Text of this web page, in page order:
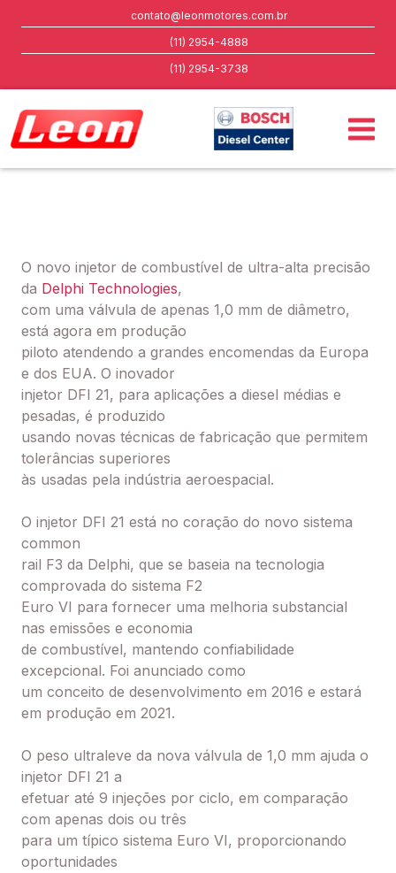
contato@leonmotores.com.br
(11) 2954-4888
(11) 2954-3738
O novo injetor de combustível de ultra-alta precisão
da Delphi Technologies,
com uma válvula de apenas 1,0 mm de diâmetro,
está agora em produção
piloto atendendo a grandes encomendas da Europa
e dos EUA. O inovador
injetor DFI 21, para aplicações a diesel médias e
pesadas, é produzido
usando novas técnicas de fabricação que permitem
tolerâncias superiores
às usadas pela indústria aeroespacial.
O injetor DFI 21 está no coração do novo sistema
common
rail F3 da Delphi, que se baseia na tecnologia
comprovada do sistema F2
Euro VI para fornecer uma melhoria substancial
nas emissões e economia
de combustível, mantendo confiabilidade
excepcional. Foi anunciado como
um conceito de desenvolvimento em 2016 e estará
em produção em 2021.
O peso ultraleve da nova válvula de 1,0 mm ajuda o
injetor DFI 21 a
efetuar até 9 injeções por ciclo, em comparação
com apenas dois ou três
para um típico sistema Euro VI, proporcionando
oportunidades